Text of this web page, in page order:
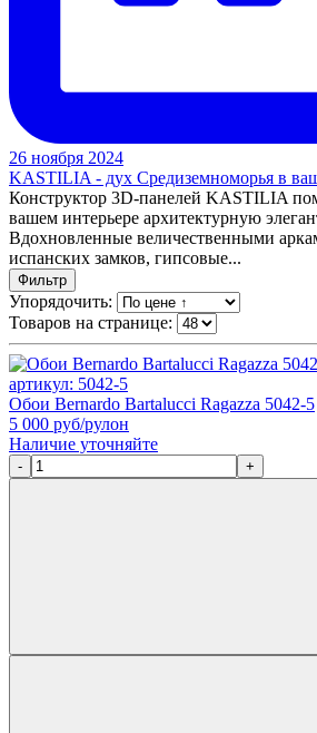
26 ноября 2024
KASTILIA - дух Средиземноморья в
Конструктор 3D-панелей KASTILIA
вашем интерьере архитектурную
Вдохновленные величественными
испанских замков, гипсовые...
Фильтр
Упорядочить:
Товаров на странице:
артикул: 5042-5
Обои Bernardo Bartalucci Ragazza 5042-5
5 000 руб/рулон
Наличие уточняйте
- +